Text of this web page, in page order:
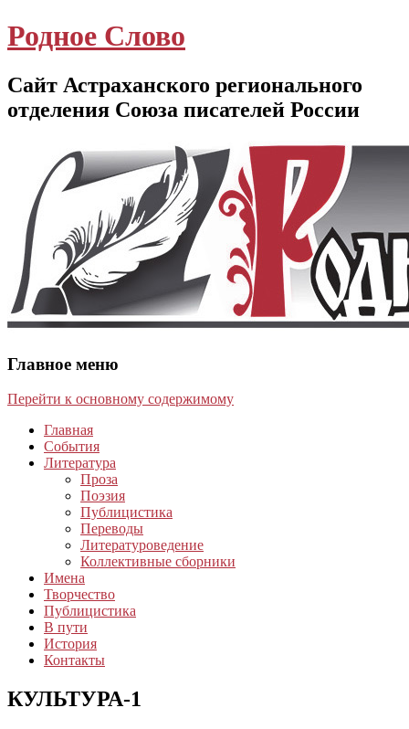
Родное Слово
Сайт Астраханского регионального
отделения Союза писателей России
Главное меню
Перейти к основному содержимому
Главная
События
Литература
Проза
Поэзия
Публицистика
Переводы
Литературоведение
Коллективные сборники
Имена
Творчество
Публицистика
В пути
История
Контакты
КУЛЬТУРА-1